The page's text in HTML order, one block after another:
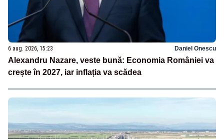
6 aug. 2026, 15:23 Daniel Onescu
Alexandru Nazare, veste bună: Economia României va
crește în 2027, iar inflația va scădea